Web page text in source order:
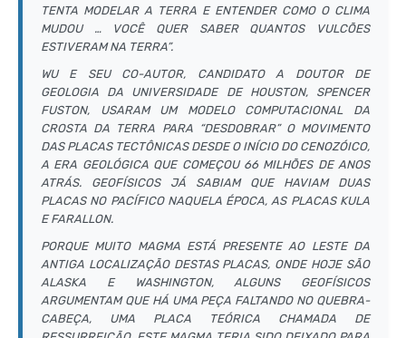
TENTA MODELAR A TERRA E ENTENDER COMO O CLIMA
MUDOU … VOCÊ QUER SABER QUANTOS VULCÕES
ESTIVERAM NA TERRA”.
WU E SEU CO-AUTOR, CANDIDATO A DOUTOR DE
GEOLOGIA DA UNIVERSIDADE DE HOUSTON, SPENCER
FUSTON, USARAM UM MODELO COMPUTACIONAL DA
CROSTA DA TERRA PARA “DESDOBRAR” O MOVIMENTO
DAS PLACAS TECTÔNICAS DESDE O INÍCIO DO CENOZÓICO,
A ERA GEOLÓGICA QUE COMEÇOU 66 MILHÕES DE ANOS
ATRÁS. GEOFÍSICOS JÁ SABIAM QUE HAVIAM DUAS
PLACAS NO PACÍFICO NAQUELA ÉPOCA, AS PLACAS KULA
E FARALLON.
PORQUE MUITO MAGMA ESTÁ PRESENTE AO LESTE DA
ANTIGA LOCALIZAÇÃO DESTAS PLACAS, ONDE HOJE SÃO
ALASKA E WASHINGTON, ALGUNS GEOFÍSICOS
ARGUMENTAM QUE HÁ UMA PEÇA FALTANDO NO QUEBRA-
CABEÇA, UMA PLACA TEÓRICA CHAMADA DE